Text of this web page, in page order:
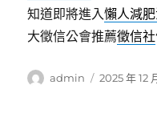
知道即將進入懶人減
大徵信公會推薦徵信社
作
admin
發
2025 年 12